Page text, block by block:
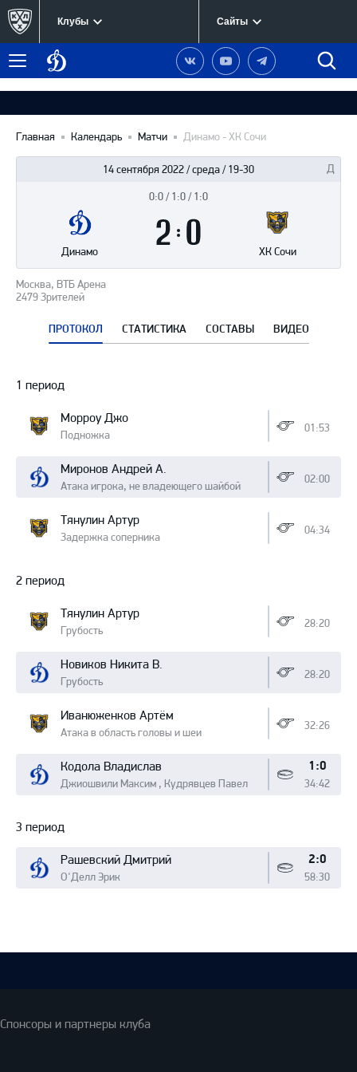
Клубы Сайты
Меню
Динамо
Москва
Наша
группа
Вконтакте
Наш
канал
YouTube
Наш
канал
Telegram
Главная Календарь Матчи Динамо - ХК Сочи
14 сентября 2022 / среда / 19-30
Москва, ВТБ Арена
2479 Зрителей
матча
0:0 / 1:0 / 1:0
Динамо ХК Сочи
ПРОТОКОЛ СТАТИСТИКА СОСТАВЫ ВИДЕО
Протокол
1 период
Морроу Джо
Подножка
01:53
Миронов Андрей А.
Атака игрока, не владеющего шайбой
02:00
Тянулин Артур
Задержка соперника
04:34
2 период
Тянулин Артур
Грубость
28:20
Новиков Никита В.
Грубость
28:20
Иванюженков Артём
Атака в область головы и шеи
32:26
Кодола Владислав
Джиошвили Максим , Кудрявцев Павел
1:0
34:42
3 период
Рашевский Дмитрий
О'Делл Эрик
2:0
58:30
Спонсоры и партнеры клуба